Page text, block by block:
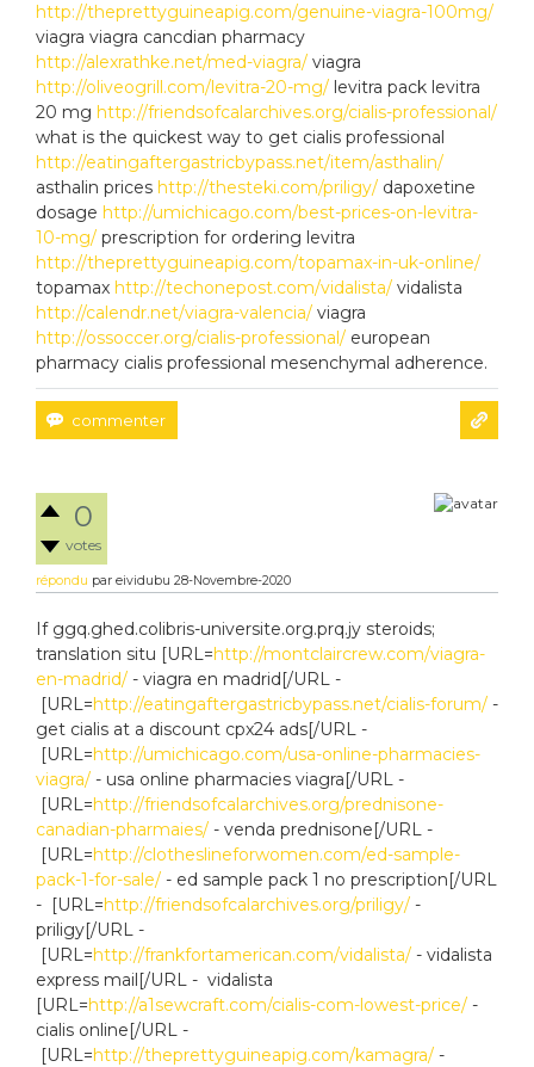
http://theprettyguineapig.com/genuine-viagra-100mg/
viagra viagra cancdian pharmacy
http://alexrathke.net/med-viagra/ viagra
http://oliveogrill.com/levitra-20-mg/ levitra pack levitra
20 mg http://friendsofcalarchives.org/cialis-professional/
what is the quickest way to get cialis professional
http://eatingaftergastricbypass.net/item/asthalin/
asthalin prices http://thesteki.com/priligy/ dapoxetine
dosage http://umichicago.com/best-prices-on-levitra-
10-mg/ prescription for ordering levitra
http://theprettyguineapig.com/topamax-in-uk-online/
topamax http://techonepost.com/vidalista/ vidalista
http://calendr.net/viagra-valencia/ viagra
http://ossoccer.org/cialis-professional/ european
pharmacy cialis professional mesenchymal adherence.
0
votes
répondu par eividubu 28-Novembre-2020
If ggq.ghed.colibris-universite.org.prq.jy steroids;
translation situ [URL=http://montclaircrew.com/viagra-
en-madrid/ - viagra en madrid[/URL -
[URL=http://eatingaftergastricbypass.net/cialis-forum/ -
get cialis at a discount cpx24 ads[/URL -
[URL=http://umichicago.com/usa-online-pharmacies-
viagra/ - usa online pharmacies viagra[/URL -
[URL=http://friendsofcalarchives.org/prednisone-
canadian-pharmaies/ - venda prednisone[/URL -
[URL=http://clotheslineforwomen.com/ed-sample-
pack-1-for-sale/ - ed sample pack 1 no prescription[/URL
- [URL=http://friendsofcalarchives.org/priligy/ -
priligy[/URL -
[URL=http://frankfortamerican.com/vidalista/ - vidalista
express mail[/URL - vidalista
[URL=http://a1sewcraft.com/cialis-com-lowest-price/ -
cialis online[/URL -
[URL=http://theprettyguineapig.com/kamagra/ -